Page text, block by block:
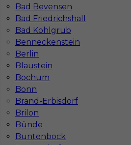
Bad Bevensen
Bad Friedrichshall
Bad Kohlgrub
Benneckenstein
Berlin
Blaustein
Bochum
Bonn
Brand-Erbisdorf
Brilon
Bünde
Buntenbock
Wymagane języki
Niemiecki podstawowy
Stawka 12 - 14 € / h
Znaleziono 1 wyników